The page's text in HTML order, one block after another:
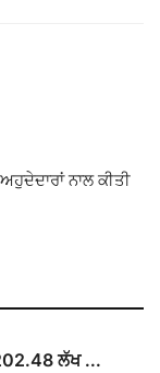
ਨਾਲ ਕੀਤੀ
ਲੱਖ ...